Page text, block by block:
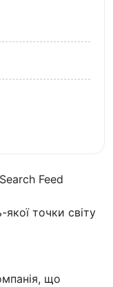
Feed
якої точки світу
що